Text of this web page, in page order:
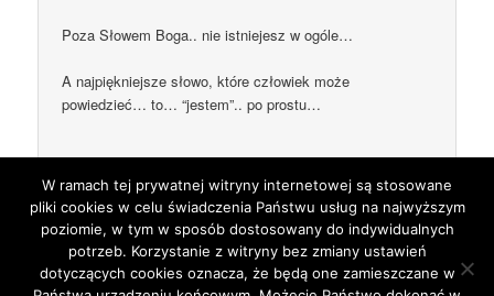
Poza Słowem Boga.. nie istniejesz w ogóle…
A najpiękniejsze słowo, które człowiek może
powiedzieć… to… “jestem”.. po prostu…
Comments are closed.
W ramach tej prywatnej witryny internetowej są stosowane
pliki cookies w celu świadczenia Państwu usług na najwyższym
poziomie, w tym w sposób dostosowany do indywidualnych
potrzeb. Korzystanie z witryny bez zmiany ustawień
dotyczących cookies oznacza, że będą one zamieszczane w